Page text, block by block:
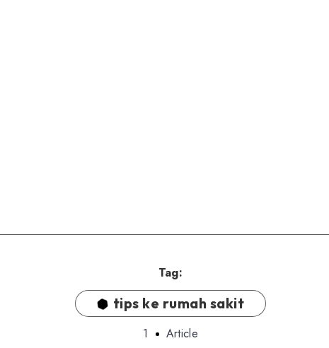
Tag:
tips ke rumah sakit
1 Article